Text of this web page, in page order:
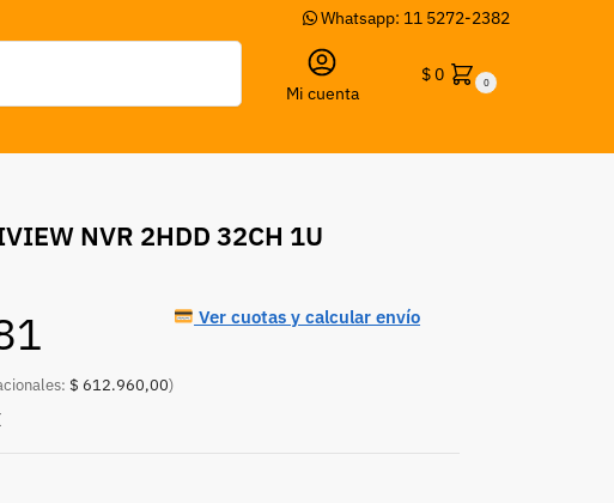
Whatsapp: 11 5272-2382
Mi cuenta
$0 0
NVR 2HDD 32CH 1U
$ 612.960,00)
Ver cuotas y calcular envío